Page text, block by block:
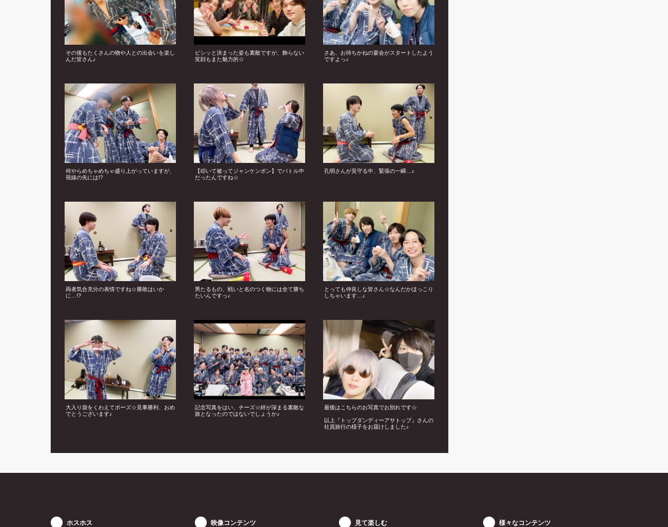
その後もたくさんの物や人との出会いを楽し
んだ皆さん♪
ビシッと決まった姿も素敵ですが、飾らない
笑顔もまた魅力的☆
さあ、お待ちかねの宴会がスタートしたよう
ですよっ♪
何やらめちゃめちゃ盛り上がっていますが、
視線の先には!?
【叩いて被ってジャンケンポン】でバトル中
だったんですね☆
孔明さんが見守る中、緊張の一瞬…♪
両者気合充分の表情ですね☆勝敗はいか
に…!?
男たるもの、戦いと名のつく物には全て勝ち
たいんですっ♪
とっても仲良しな皆さん☆なんだかほっこり
しちゃいます…♪
大入り袋をくわえてポーズ☆見事勝利、おめ
でとうございます♪
記念写真をはい、チーズ☆絆が深まる素敵な
旅となったのではないでしょうか♪
最後はこちらのお写真でお別れです☆
以上『トップダンディーアサトップ』さんの
社員旅行の様子をお届けしました♪
ホスホス 映像コンテンツ 見て楽しむ 様々なコンテンツ